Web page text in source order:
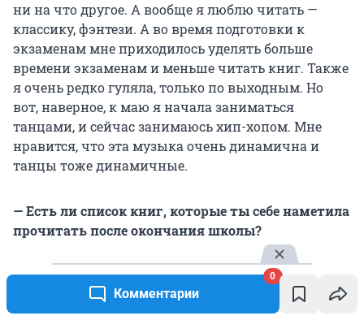
Комментарии
0
ни на что другое. А вообще я люблю читать —
классику, фэнтези. А во время подготовки к
экзаменам мне приходилось уделять больше
времени экзаменам и меньше читать книг. Также
я очень редко гуляла, только по выходным. Но
вот, наверное, к маю я начала заниматься
танцами, и сейчас занимаюсь хип-хопом. Мне
нравится, что эта музыка очень динамична и
танцы тоже динамичные.
— Есть ли список книг, которые ты себе наметила
прочитать после окончания школы?
— Да, я хочу дочитать «Идиота» Достоевского.
Начала читать перед ЕГЭ, но это большая книга,
которую сложно читать, потому что надо сидеть и